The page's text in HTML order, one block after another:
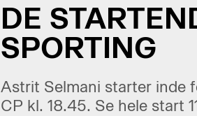
DE
SPORTING
Astrit Selmani starter inde
CP kl. 18.45. Se hele start